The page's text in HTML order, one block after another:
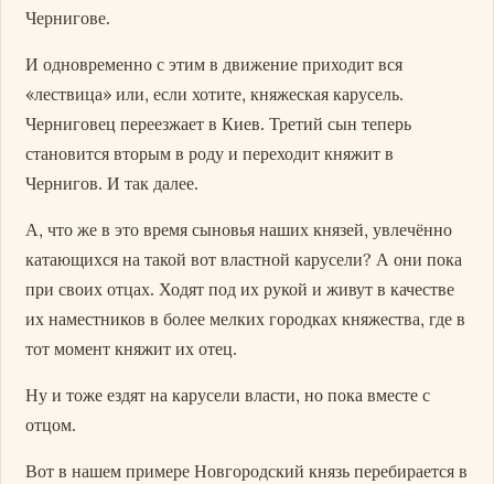
Чернигове.
И одновременно с этим в движение приходит вся
«лествица» или, если хотите, княжеская карусель.
Черниговец переезжает в Киев. Третий сын теперь
становится вторым в роду и переходит княжит в
Чернигов. И так далее.
А, что же в это время сыновья наших князей, увлечённо
катающихся на такой вот властной карусели? А они пока
при своих отцах. Ходят под их рукой и живут в качестве
их наместников в более мелких городках княжества, где в
тот момент княжит их отец.
Ну и тоже ездят на карусели власти, но пока вместе с
отцом.
Вот в нашем примере Новгородский князь перебирается в